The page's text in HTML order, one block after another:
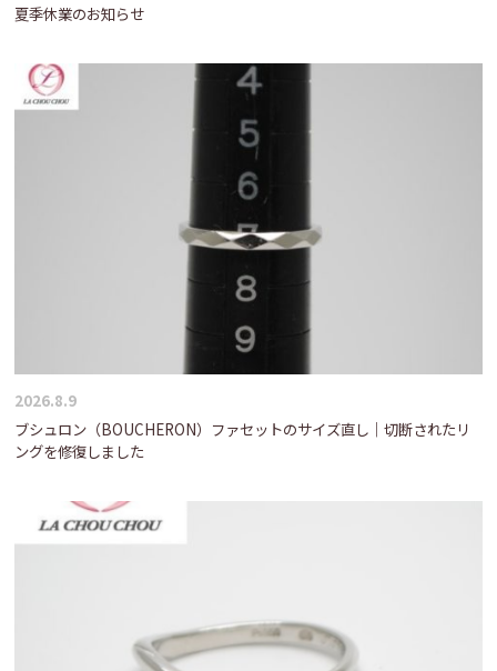
夏季休業のお知らせ
2026.8.9
ブシュロン（BOUCHERON）ファセットのサイズ直し｜切断されたリ
ングを修復しました